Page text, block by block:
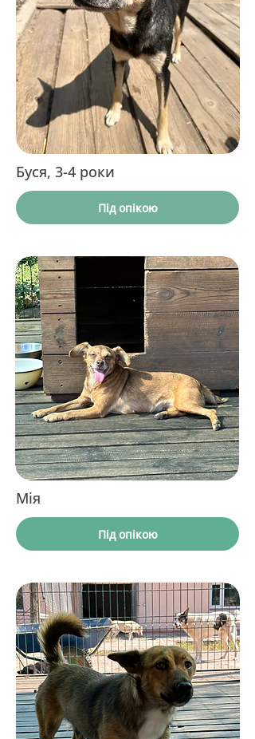
Буся, 3-4 роки
Під опікою
Мія
Під опікою